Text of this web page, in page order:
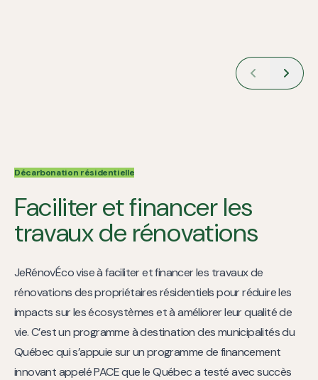
Décarbonation résidentielle
Faciliter et financer les
travaux de rénovations
JeRénovÉco vise à faciliter et financer les travaux de
rénovations des propriétaires résidentiels pour réduire les
impacts sur les écosystèmes et à améliorer leur qualité de
vie. C’est un programme à destination des municipalités du
Québec qui s’appuie sur un programme de financement
innovant appelé PACE que le Québec a testé avec succès